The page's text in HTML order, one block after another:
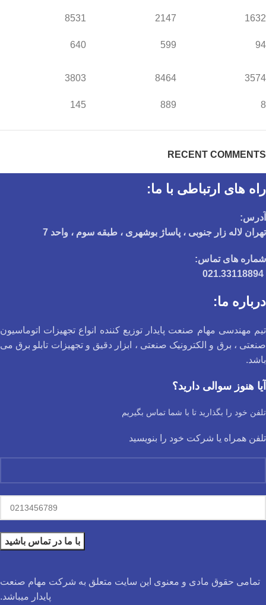
1632
94
2147
599
8531
640
3574
8
8464
889
3803
145
RECENT COMMENTS
راه های ارتباطی با ما:
آدرس:
تهران لاله زار جنوبی ، پاساژ بوشهری ، طبقه سوم ، واحد 7
شماره های تماس:
درباره ما:
تیم مهندسی مهام صنعت پایدار توزیع کننده انواع تجهیزات اتوماسیون
صنعتی ، برق و الکترونیک صنعتی ، ابزار دقیق و تجهیزات تابلو برق می
باشد.
آیا هنوز سوالی دارید؟
تلفن خود را بگذارید تا با شما تماس بگیریم
تلفن همراه یا شرکت خود را بنویسید
تمامی حقوق مادی و معنوی این سایت متعلق به شرکت مهام صنعت
پایدار میباشد.